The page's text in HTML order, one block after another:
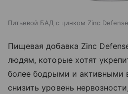
Питьевой БАД с цинком Zinc
Пищевая добавка Zinc
людям, которые хотят
более бодрыми и активными
снизить уровень